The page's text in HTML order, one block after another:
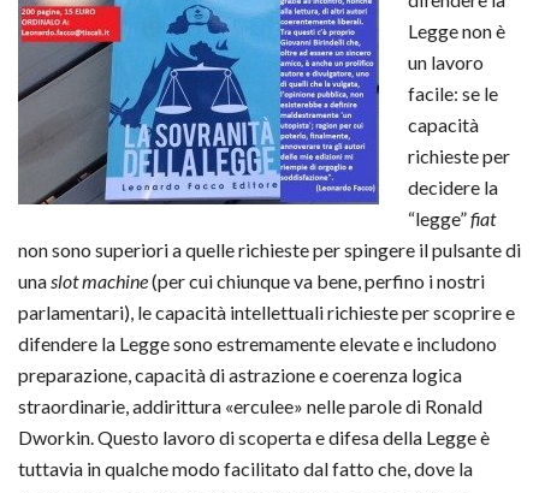
Legge non è
un lavoro
facile: se le
capacità
richieste per
decidere la
“legge”fiat
non sono superiori a quelle richieste per spingere il pulsante di
unaslot machine(per cui chiunque va bene, perfino i nostri
parlamentari), le capacità intellettuali richieste per scoprire e
difendere la Legge sono estremamente elevate e includono
preparazione, capacità di astrazione e coerenza logica
straordinarie, addirittura «erculee» nelle parole di Ronald
Dworkin. Questo lavoro di scoperta e difesa della Legge è
tuttavia in qualche modo facilitato dal fatto che, dove la